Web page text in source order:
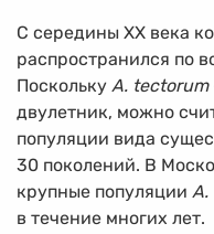
С середины XX века
распространился по
Поскольку A. tectorum
двулетник, можно
популяции вида
30 поколений. В
крупные популяции
в течение многих лет.